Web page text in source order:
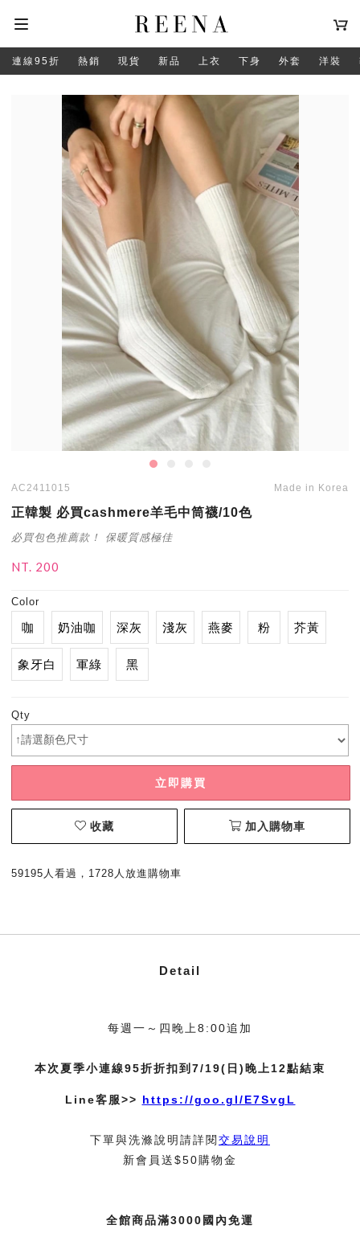
連線95折 熱銷 現貨 新品 上衣 下身 外套 洋裝
AC2411015 Made in Korea
正韓製 必買cashmere羊毛中筒襪/10色
必買包色推薦款！ 保暖質感極佳
NT. 200
Color
咖 奶油咖 深灰 淺灰 燕麥 粉 芥黃
象牙白 軍綠 黑
Qty
立即購買
收藏 加入購物車
59195人看過，1728人放進購物車
Detail
每週一～四晚上8:00追加
本次夏季小連線95折折扣到7/19(日)晚上12點結束
Line客服>> https://goo.gl/E7SvgL
下單與洗滌說明請詳閱交易說明
新會員送$50購物金
全館商品滿3000國內免運